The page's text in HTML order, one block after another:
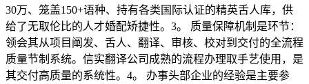
30万、笼盖150+语种、持有各类国际认证的精英舌人库，供
给了无取伦比的人才婚配矫捷性。3。 质量保障机制是环节：
领会其从项目阐发、舌人、翻译、审核、校对到交付的全流程
质量节制系统。信实翻译公司成熟的流程办理取手艺使用，是
其交付高质量的系统性。4。 办事头部企业的经验是主要参